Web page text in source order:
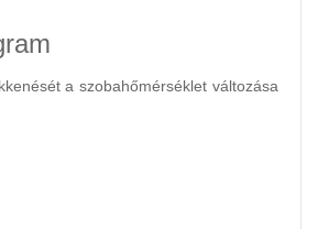
a szobahőmérséklet változása